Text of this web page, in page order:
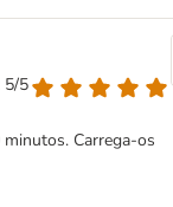
5/5
Carrega-os